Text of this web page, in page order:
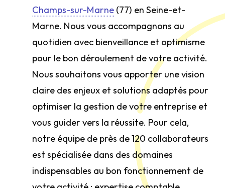
Champs-sur-Marne (77) en Seine-et-
Marne. Nous vous accompagnons au
quotidien avec bienveillance et optimisme
pour le bon déroulement de votre activité.
Nous souhaitons vous apporter une vision
claire des enjeux et solutions adaptés pour
optimiser la gestion de votre entreprise et
vous guider vers la réussite. Pour cela,
notre équipe de près de 120 collaborateurs
est spécialisée dans des domaines
indispensables au bon fonctionnement de